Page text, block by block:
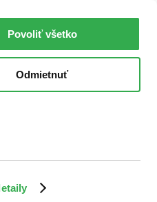
Povoliť všetko
Odmietnuť